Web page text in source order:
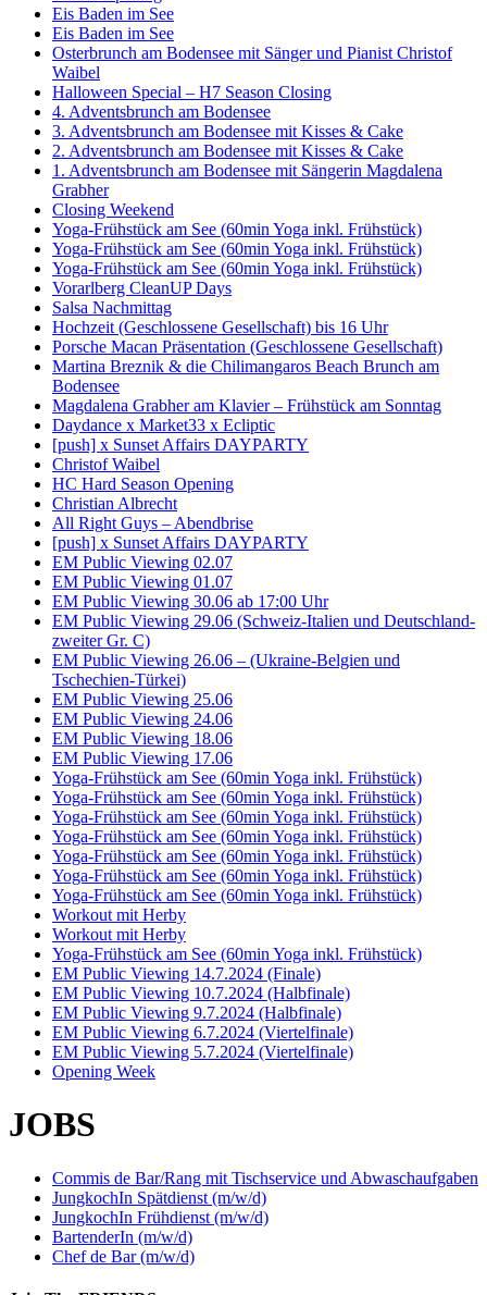
Eis Baden im See
Eis Baden im See
Osterbrunch am Bodensee mit Sänger und Pianist Christof
Waibel
Halloween Special – H7 Season Closing
4. Adventsbrunch am Bodensee
3. Adventsbrunch am Bodensee mit Kisses & Cake
2. Adventsbrunch am Bodensee mit Kisses & Cake
1. Adventsbrunch am Bodensee mit Sängerin Magdalena
Grabher
Closing Weekend
Yoga-Frühstück am See (60min Yoga inkl. Frühstück)
Yoga-Frühstück am See (60min Yoga inkl. Frühstück)
Yoga-Frühstück am See (60min Yoga inkl. Frühstück)
Vorarlberg CleanUP Days
Salsa Nachmittag
Hochzeit (Geschlossene Gesellschaft) bis 16 Uhr
Porsche Macan Präsentation (Geschlossene Gesellschaft)
Martina Breznik & die Chilimangaros Beach Brunch am
Bodensee
Magdalena Grabher am Klavier – Frühstück am Sonntag
Daydance x Market33 x Ecliptic
[push] x Sunset Affairs DAYPARTY
Christof Waibel
HC Hard Season Opening
Christian Albrecht
All Right Guys – Abendbrise
[push] x Sunset Affairs DAYPARTY
EM Public Viewing 02.07
EM Public Viewing 01.07
EM Public Viewing 30.06 ab 17:00 Uhr
EM Public Viewing 29.06 (Schweiz-Italien und Deutschland-
zweiter Gr. C)
EM Public Viewing 26.06 – (Ukraine-Belgien und
Tschechien-Türkei)
EM Public Viewing 25.06
EM Public Viewing 24.06
EM Public Viewing 18.06
EM Public Viewing 17.06
Yoga-Frühstück am See (60min Yoga inkl. Frühstück)
Yoga-Frühstück am See (60min Yoga inkl. Frühstück)
Yoga-Frühstück am See (60min Yoga inkl. Frühstück)
Yoga-Frühstück am See (60min Yoga inkl. Frühstück)
Yoga-Frühstück am See (60min Yoga inkl. Frühstück)
Yoga-Frühstück am See (60min Yoga inkl. Frühstück)
Yoga-Frühstück am See (60min Yoga inkl. Frühstück)
Workout mit Herby
Workout mit Herby
Yoga-Frühstück am See (60min Yoga inkl. Frühstück)
EM Public Viewing 14.7.2024 (Finale)
EM Public Viewing 10.7.2024 (Halbfinale)
EM Public Viewing 9.7.2024 (Halbfinale)
EM Public Viewing 6.7.2024 (Viertelfinale)
EM Public Viewing 5.7.2024 (Viertelfinale)
Opening Week
JOBS
Commis de Bar/Rang mit Tischservice und Abwaschaufgaben
JungkochIn Spätdienst (m/w/d)
JungkochIn Frühdienst (m/w/d)
BartenderIn (m/w/d)
Chef de Bar (m/w/d)